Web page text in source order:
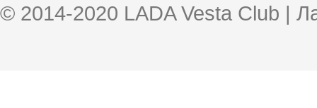
© 2014-2020 LADA Vesta Club |